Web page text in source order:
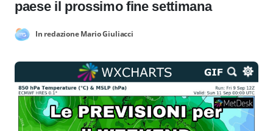
paese il prossimo fine settimana
In redazione Mario Giuliacci